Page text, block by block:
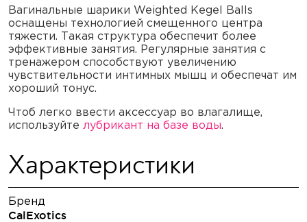
Вагинальные шарики Weighted Kegel Balls
оснащены технологией смещенного центра
тяжести. Такая структура обеспечит более
эффективные занятия. Регулярные занятия с
тренажером способствуют увеличению
чувствительности интимных мышц и обеспечат им
хороший тонус.
Чтоб легко ввести аксессуар во влагалище,
используйте лубрикант на базе воды.
Характеристики
Бренд
CalExotics